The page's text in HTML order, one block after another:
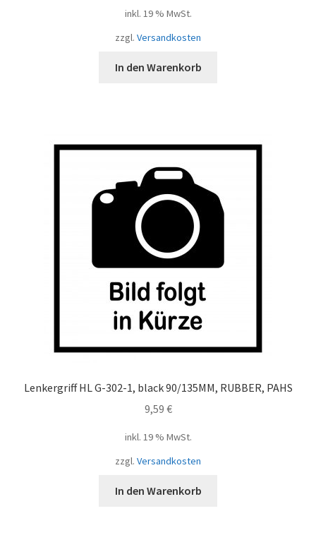
inkl. 19 % MwSt.
zzgl. Versandkosten
In den Warenkorb
Lenkergriff HL G-302-1, black 90/135MM, RUBBER, PAHS
9,59 €
inkl. 19 % MwSt.
zzgl. Versandkosten
In den Warenkorb